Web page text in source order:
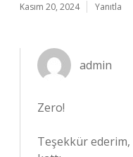
Kasım 20, 2024 Yanıtla
admin
Zero!
Teşekkür ederim,